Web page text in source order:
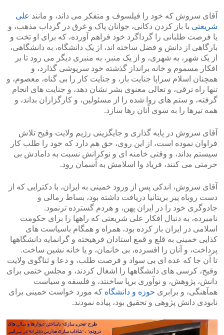
آقای سروش که خود را فیلسوف و متفکر می داند، و مانند علی
شریعتی با باز کردن دکانی، جوانان پاک و غرق در گرداب مذهب، و
یا فرصت طلبانی را گرداگرد خود فراهم آورده، که برای او تخت و
بارگاهی از دانش و فضل ساخته اند، از یک دانشگاه، به دانشگاهی،
از یک شهر، به شهری، و از یک منبر، به منبری دیگر می رود تا بر
افکار مسموم و خانه برانداز گذشته خود سرپوشی گذارد، و
همچنان اسلام سراپا جنایت بار، و جنایت کار را بی گناه، معصوم، و
تنها راه ترقی، و تعالی معنوی بشر نشان دهد، و جنایت های انجام
گرفته، و ستم های روا شده را از مسئولین، و کارگزاران بداند، و
همه تیرها را به سوی آنان رها سازد.
آقای سروش در پایه گذاری و جایگزینی رژیم ولایت وقیح تلاش
فراوان نموده است، از این روی، حق هم دارد که خود را طلب کار
سیستم بداند، و وقتی خامنه ای و نوکرانش نسبت به دامادش بی
حرمتی می کنند، فریاد وا اسلامش به آسمان رود.
آقای سروش، اندکی پس از ورود خمینی به ایران، با دکترایی که از
دست روباه پیر بریتانیا دریافت داشته بود، بساط رمالی و
جادوگری خود را در ایران پهن، و هردم گسترده ترنمود.
نامبرده، به دنبال افکار علی شریعتی که راهها را برای حکومت
اسلامی در ایران باز کرده بود، همراه و همگام باسیاست های
کذایی خمینی به قلع و قمع استادان فرهیخته و گرانمایه دانشگاهها
پرداخت، و آنان را افسرده، بی خانمان، و یا خانه نشین ساخت.
تا آن جا که عده ای بی سواد و فرصت طلب، و دعا و ثناگوی ولایت
وقیح، کرسی های دانشگاهها را اشغال کردند، و مجلس ختمی برای
دانش، پژوهش، و نوآوری برپا ساخنتد، و فلسفه و سیاست
همآهنگی، و برابری حوزه و دانشگاه که مورد خواست خمینی برای
نابودی دانش پژوهی و تحقیق بود، پیاده نمودند.